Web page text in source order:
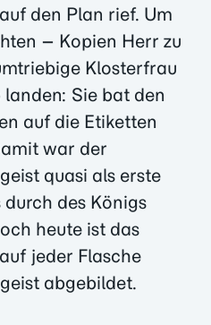
den Plan rief. Um
– Kopien Herr zu
Klosterfrau
Sie bat den
auf die Etiketten
war der
quasi als erste
des Königs
heute ist das
jeder Flasche
abgebildet.